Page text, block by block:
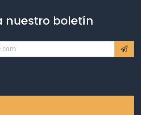
nuestro boletín